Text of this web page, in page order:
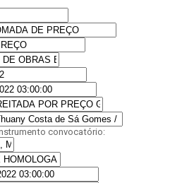
convocatório: